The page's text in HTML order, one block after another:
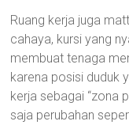
Ruang kerja juga
cahaya, kursi yang
membuat tenaga
karena posisi duduk
kerja sebagai “zona
saja perubahan